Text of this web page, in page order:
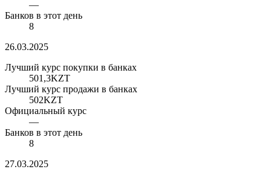
—
Банков в этот день
8
26.03.2025
Лучший курс покупки в банках
501,3KZT
Лучший курс продажи в банках
502KZT
Официальный курс
—
Банков в этот день
8
27.03.2025